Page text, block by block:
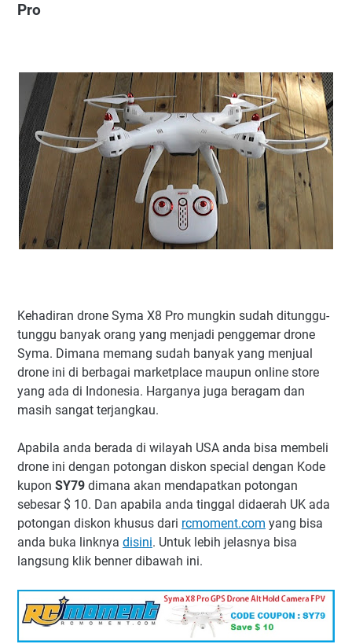
Pro
Kehadiran drone Syma X8 Pro mungkin sudah ditunggu-
tunggu banyak orang yang menjadi penggemar drone
Syma. Dimana memang sudah banyak yang menjual
drone ini di berbagai marketplace maupun online store
yang ada di Indonesia. Harganya juga beragam dan
masih sangat terjangkau.
Apabila anda berada di wilayah USA anda bisa membeli
drone ini dengan potongan diskon special dengan Kode
kupon SY79 dimana akan mendapatkan potongan
sebesar $ 10. Dan apabila anda tinggal didaerah UK ada
potongan diskon khusus dari rcmoment.com yang bisa
anda buka linknya disini. Untuk lebih jelasnya bisa
langsung klik benner dibawah ini.